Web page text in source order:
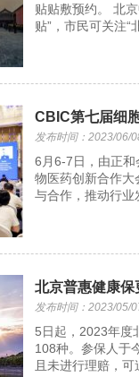
贴贴敷预约。 北
贴”，市民可关注“
CBIC第七届细
发布时间：2023/06/
6月6-7日，由正
物医药创新合作
与合作，推动行业
北京普惠健康保
发布时间：2023/05/
5日起，2023年度
108种。参保人于
且未进行理赔，